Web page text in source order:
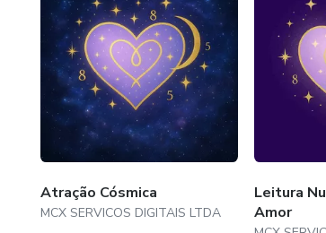
Atração Cósmica
MCX SERVICOS DIGITAIS LTDA
Leitura
Amor